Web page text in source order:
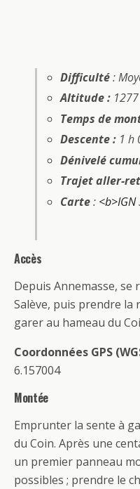
Difficulté:
Altitude :1277
Temps de
Descente :1 h
Dénivelé
Trajet aller-
Carte:
Accès
Depuis Annemasse, se
Salève, puis prendre la
garer au hameau du
Coordonnées GPS
6.157004
Montée
Emprunter la sente à
du Coin. Après une
un premier panneau
possibles ; prendre le